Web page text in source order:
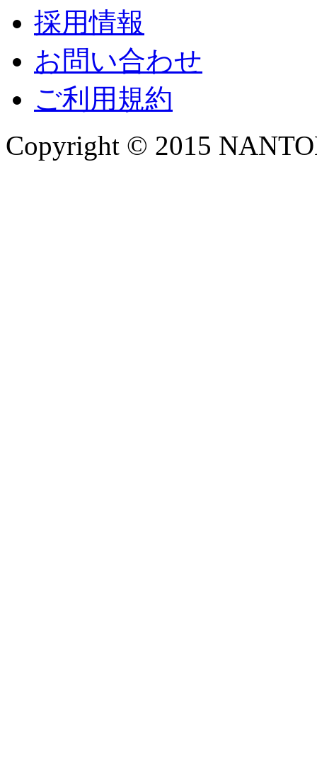
採用情報
お問い合わせ
ご利用規約
Copyright © 2015